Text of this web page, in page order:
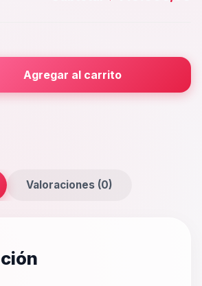
Agregar al carrito
Valoraciones (0)